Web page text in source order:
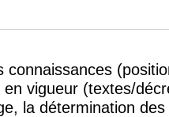
connaissances
en vigueur (textes/
la détermination